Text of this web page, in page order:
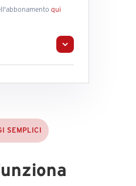
qui
SEMPLICI